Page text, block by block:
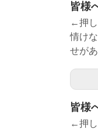
皆様
←押
情け
せが
皆様
←押